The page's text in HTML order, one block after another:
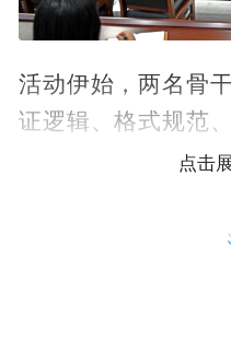
活动伊始，两名骨
证逻辑、格式规范
流撰写经验，为干
邓文君：写好调研
点击